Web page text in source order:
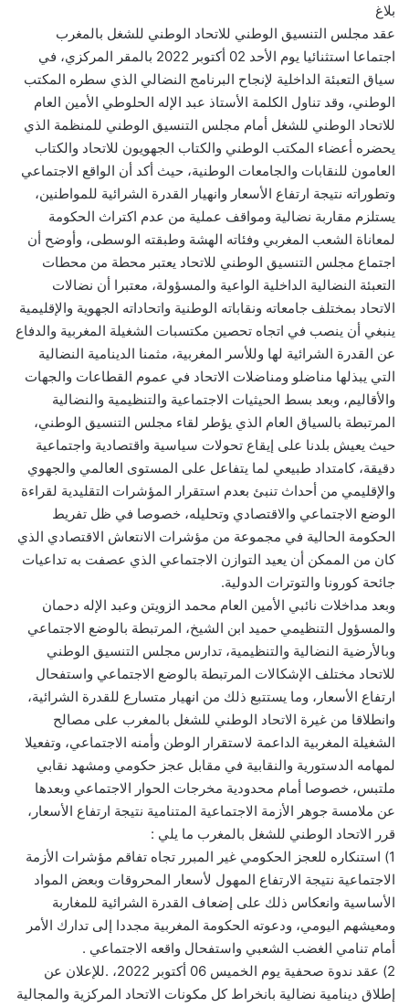
بلاغ
عقد مجلس التنسيق الوطني للاتحاد الوطني للشغل بالمغرب
اجتماعا استثنائيا يوم الأحد 02 أكتوبر 2022 بالمقر المركزي، في
سياق التعبئة الداخلية لإنجاح البرنامج النضالي الذي سطره المكتب
الوطني، وقد تناول الكلمة الأستاذ عبد الإله الحلوطي الأمين العام
للاتحاد الوطني للشغل أمام مجلس التنسيق الوطني للمنظمة الذي
يحضره أعضاء المكتب الوطني والكتاب الجهويون للاتحاد والكتاب
العامون للنقابات والجامعات الوطنية، حيث أكد أن الواقع الاجتماعي
وتطوراته نتيجة ارتفاع الأسعار وانهيار القدرة الشرائية للمواطنين،
يستلزم مقاربة نضالية ومواقف عملية من عدم اكتراث الحكومة
لمعاناة الشعب المغربي وفئاته الهشة وطبقته الوسطى، وأوضح أن
اجتماع مجلس التنسيق الوطني للاتحاد يعتبر محطة من محطات
التعبئة النضالية الداخلية الواعية والمسؤولة، معتبرا أن نضالات
الاتحاد بمختلف جامعاته ونقاباته الوطنية واتحاداته الجهوية والإقليمية
ينبغي أن ينصب في اتجاه تحصين مكتسبات الشغيلة المغربية والدفاع
عن القدرة الشرائية لها وللأسر المغربية، مثمنا الدينامية النضالية
التي يبذلها مناضلو ومناضلات الاتحاد في عموم القطاعات والجهات
والأقاليم، وبعد بسط الحيثيات الاجتماعية والتنظيمية والنضالية
المرتبطة بالسياق العام الذي يؤطر لقاء مجلس التنسيق الوطني،
حيث يعيش بلدنا على إيقاع تحولات سياسية واقتصادية واجتماعية
دقيقة، كامتداد طبيعي لما يتفاعل على المستوى العالمي والجهوي
والإقليمي من أحداث تنبئ بعدم استقرار المؤشرات التقليدية لقراءة
الوضع الاجتماعي والاقتصادي وتحليله، خصوصا في ظل تفريط
الحكومة الحالية في مجموعة من مؤشرات الانتعاش الاقتصادي الذي
كان من الممكن أن يعيد التوازن الاجتماعي الذي عصفت به تداعيات
جائحة كورونا والتوترات الدولية.
وبعد مداخلات نائبي الأمين العام محمد الزويتن وعبد الإله دحمان
والمسؤول التنظيمي حميد ابن الشيخ، المرتبطة بالوضع الاجتماعي
وبالأرضية النضالية والتنظيمية، تدارس مجلس التنسيق الوطني
للاتحاد مختلف الإشكالات المرتبطة بالوضع الاجتماعي واستفحال
ارتفاع الأسعار، وما يستتبع ذلك من انهيار متسارع للقدرة الشرائية،
وانطلاقا من غيرة الاتحاد الوطني للشغل بالمغرب على مصالح
الشغيلة المغربية الداعمة لاستقرار الوطن وأمنه الاجتماعي، وتفعيلا
لمهامه الدستورية والنقابية في مقابل عجز حكومي ومشهد نقابي
ملتبس، خصوصا أمام محدودية مخرجات الحوار الاجتماعي وبعدها
عن ملامسة جوهر الأزمة الاجتماعية المتنامية نتيجة ارتفاع الأسعار،
قرر الاتحاد الوطني للشغل بالمغرب ما يلي :
1) استنكاره للعجز الحكومي غير المبرر تجاه تفاقم مؤشرات الأزمة
الاجتماعية نتيجة الارتفاع المهول لأسعار المحروقات وبعض المواد
الأساسية وانعكاس ذلك على إضعاف القدرة الشرائية للمغاربة
ومعيشهم اليومي، ودعوته الحكومة المغربية مجددا إلى تدارك الأمر
أمام تنامي الغضب الشعبي واستفحال واقعه الاجتماعي .
2) عقد ندوة صحفية يوم الخميس 06 أكتوبر 2022، .للإعلان عن
إطلاق دينامية نضالية بانخراط كل مكونات الاتحاد المركزية والمجالية